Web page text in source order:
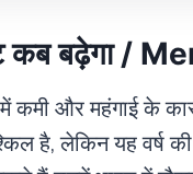
कब बढ़ेगा /
में कमी और महंगाई के
है, लेकिन यह वर्ष